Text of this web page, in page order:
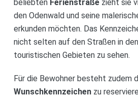
beliebten Ferienstraßezieht sie
den Odenwald und seine
erkunden möchten. Das
nicht selten auf den Straßen in
touristischen Gebieten zu sehen.
Für die Bewohner besteht zudem
Wunschkennzeichenzu